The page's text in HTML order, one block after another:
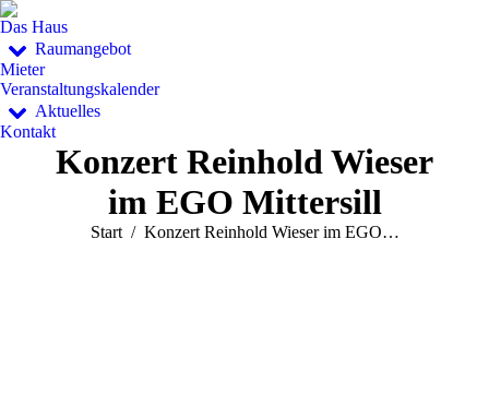
Das Haus
Raumangebot
Mieter
Veranstaltungskalender
Aktuelles
Kontakt
Konzert Reinhold Wieser
im EGO Mittersill
Sie befinden sich hier:
Start Konzert Reinhold Wieser im EGO…